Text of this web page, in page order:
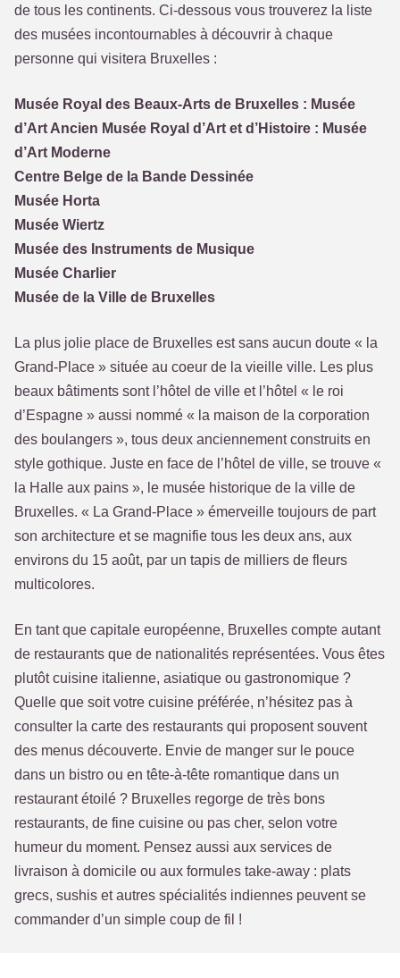
de tous les continents. Ci-dessous vous trouverez la liste
des musées incontournables à découvrir à chaque
personne qui visitera Bruxelles :
Musée Royal des Beaux-Arts de Bruxelles : Musée
d’Art Ancien Musée Royal d’Art et d’Histoire : Musée
d’Art Moderne
Centre Belge de la Bande Dessinée
Musée Horta
Musée Wiertz
Musée des Instruments de Musique
Musée Charlier
Musée de la Ville de Bruxelles
La plus jolie place de Bruxelles est sans aucun doute « la
Grand-Place » située au coeur de la vieille ville. Les plus
beaux bâtiments sont l’hôtel de ville et l’hôtel « le roi
d’Espagne » aussi nommé « la maison de la corporation
des boulangers », tous deux anciennement construits en
style gothique. Juste en face de l’hôtel de ville, se trouve «
la Halle aux pains », le musée historique de la ville de
Bruxelles. « La Grand-Place » émerveille toujours de part
son architecture et se magnifie tous les deux ans, aux
environs du 15 août, par un tapis de milliers de fleurs
multicolores.
En tant que capitale européenne, Bruxelles compte autant
de restaurants que de nationalités représentées. Vous êtes
plutôt cuisine italienne, asiatique ou gastronomique ?
Quelle que soit votre cuisine préférée, n’hésitez pas à
consulter la carte des restaurants qui proposent souvent
des menus découverte. Envie de manger sur le pouce
dans un bistro ou en tête-à-tête romantique dans un
restaurant étoilé ? Bruxelles regorge de très bons
restaurants, de fine cuisine ou pas cher, selon votre
humeur du moment. Pensez aussi aux services de
livraison à domicile ou aux formules take-away : plats
grecs, sushis et autres spécialités indiennes peuvent se
commander d’un simple coup de fil !